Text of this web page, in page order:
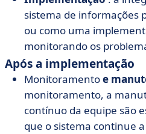
sistema de informações
ou como uma
monitorando os
Após a implementação
Monitoramentoe
monitoramento, a
contínuo da equipe são
que o sistema continue